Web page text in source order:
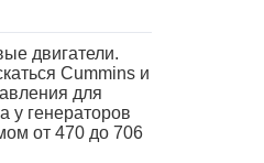
двигатели.
Cummins и
для
у генераторов
от 470 до 706